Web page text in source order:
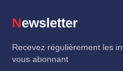
Newsletter
Recevez régulièrement les
vous abonnant